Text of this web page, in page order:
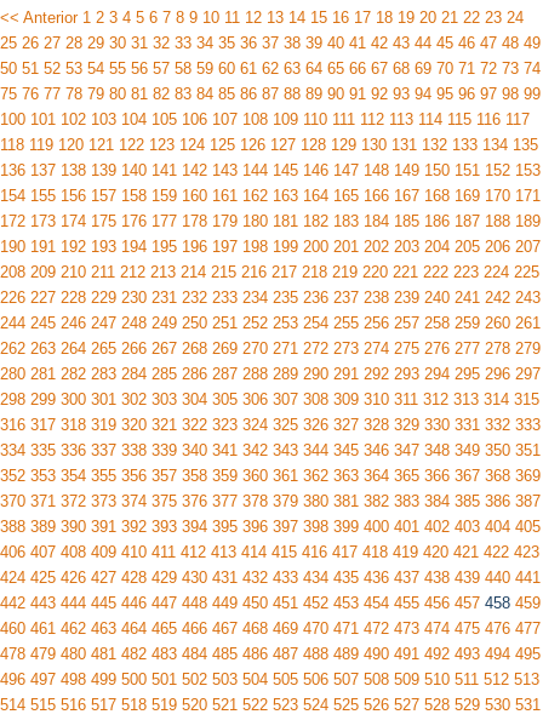
<< Anterior 1 2 3 4 5 6 7 8 9 10 11 12 13 14 15 16 17 18 19 20 21 22 23 24
25 26 27 28 29 30 31 32 33 34 35 36 37 38 39 40 41 42 43 44 45 46 47 48 49
50 51 52 53 54 55 56 57 58 59 60 61 62 63 64 65 66 67 68 69 70 71 72 73 74
75 76 77 78 79 80 81 82 83 84 85 86 87 88 89 90 91 92 93 94 95 96 97 98 99
100 101 102 103 104 105 106 107 108 109 110 111 112 113 114 115 116 117
118 119 120 121 122 123 124 125 126 127 128 129 130 131 132 133 134 135
136 137 138 139 140 141 142 143 144 145 146 147 148 149 150 151 152 153
154 155 156 157 158 159 160 161 162 163 164 165 166 167 168 169 170 171
172 173 174 175 176 177 178 179 180 181 182 183 184 185 186 187 188 189
190 191 192 193 194 195 196 197 198 199 200 201 202 203 204 205 206 207
208 209 210 211 212 213 214 215 216 217 218 219 220 221 222 223 224 225
226 227 228 229 230 231 232 233 234 235 236 237 238 239 240 241 242 243
244 245 246 247 248 249 250 251 252 253 254 255 256 257 258 259 260 261
262 263 264 265 266 267 268 269 270 271 272 273 274 275 276 277 278 279
280 281 282 283 284 285 286 287 288 289 290 291 292 293 294 295 296 297
298 299 300 301 302 303 304 305 306 307 308 309 310 311 312 313 314 315
316 317 318 319 320 321 322 323 324 325 326 327 328 329 330 331 332 333
334 335 336 337 338 339 340 341 342 343 344 345 346 347 348 349 350 351
352 353 354 355 356 357 358 359 360 361 362 363 364 365 366 367 368 369
370 371 372 373 374 375 376 377 378 379 380 381 382 383 384 385 386 387
388 389 390 391 392 393 394 395 396 397 398 399 400 401 402 403 404 405
406 407 408 409 410 411 412 413 414 415 416 417 418 419 420 421 422 423
424 425 426 427 428 429 430 431 432 433 434 435 436 437 438 439 440 441
442 443 444 445 446 447 448 449 450 451 452 453 454 455 456 457 458 459
460 461 462 463 464 465 466 467 468 469 470 471 472 473 474 475 476 477
478 479 480 481 482 483 484 485 486 487 488 489 490 491 492 493 494 495
496 497 498 499 500 501 502 503 504 505 506 507 508 509 510 511 512 513
514 515 516 517 518 519 520 521 522 523 524 525 526 527 528 529 530 531